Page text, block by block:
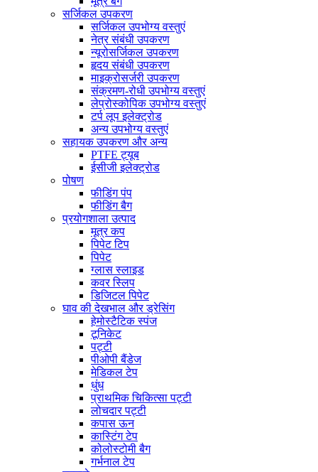
सर्जिकल उपकरण
सर्जिकल उपभोग्य वस्तुएं
नेत्र संबंधी उपकरण
न्यूरोसर्जिकल उपकरण
हृदय संबंधी उपकरण
माइक्रोसर्जरी उपकरण
संक्रमण-रोधी उपभोग्य वस्तुएं
लेप्रोस्कोपिक उपभोग्य वस्तुएं
टर्प लूप इलेक्ट्रोड
अन्य उपभोग्य वस्तुएं
सहायक उपकरण और अन्य
PTFE ट्यूब
ईसीजी इलेक्ट्रोड
पोषण
फीडिंग पंप
फीडिंग बैग
प्रयोगशाला उत्पाद
मूत्र कप
पिपेट टिप
पिपेट
ग्लास स्लाइड
कवर स्लिप
डिजिटल पिपेट
घाव की देखभाल और ड्रेसिंग
हेमोस्टैटिक स्पंज
टूनिकेट
पट्टी
पीओपी बैंडेज
मेडिकल टेप
धुंध
प्राथमिक चिकित्सा पट्टी
लोचदार पट्टी
कपास ऊन
कास्टिंग टेप
कोलोस्टोमी बैग
गर्भनाल टेप